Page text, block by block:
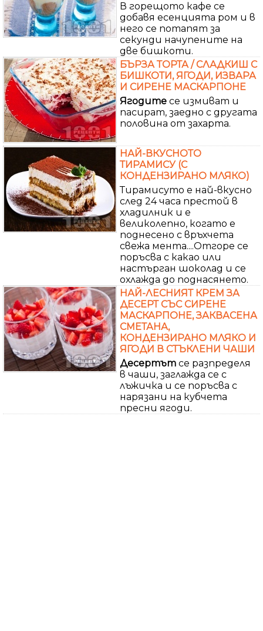
В горещото кафе се
добавя есенцията ром и в
него се потапят за
секунди начупените на
две бишкоти.
БЪРЗА ТОРТА / СЛАДКИШ С
БИШКОТИ, ЯГОДИ, ИЗВАРА
И СИРЕНЕ МАСКАРПОНЕ
Ягодите се измиват и
пасират, заедно с другата
половина от захарта.
НАЙ-ВКУСНОТО
ТИРАМИСУ (С
КОНДЕНЗИРАНО МЛЯКО)
Тирамисуто е най-вкусно
след 24 часа престой в
хладилник и е
великолепно, когато е
поднесено с връхчета
свежа мента....Отгоре се
поръсва с какао или
настърган шоколад и се
охлажда до поднасянето.
НАЙ-ЛЕСНИЯТ КРЕМ ЗА
ДЕСЕРТ СЪС СИРЕНЕ
МАСКАРПОНЕ, ЗАКВАСЕНА
СМЕТАНА,
КОНДЕНЗИРАНО МЛЯКО И
ЯГОДИ В СТЪКЛЕНИ ЧАШИ
Десертът се разпределя
в чаши, заглажда се с
лъжичка и се поръсва с
нарязани на кубчета
пресни ягоди.